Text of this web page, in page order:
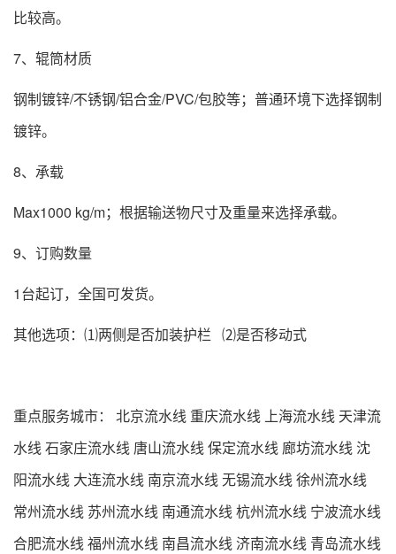
比较高。
7、辊筒材质
钢制镀锌/不锈钢/铝合金/PVC/包胶等；普通环境下选择钢制
镀锌。
8、承载
Max1000 kg/m；根据输送物尺寸及重量来选择承载。
9、订购数量
1台起订，全国可发货。
其他选项：⑴两侧是否加装护栏 ⑵是否移动式
重点服务城市： 北京流水线 重庆流水线 上海流水线 天津流
水线石家庄流水线 唐山流水线保定流水线 廊坊流水线 沈
阳流水线 大连流水线 南京流水线无锡流水线徐州流水线
常州流水线 苏州流水线 南通流水线杭州流水线 宁波流水线
合肥流水线福州流水线 南昌流水线济南流水线 青岛流水线